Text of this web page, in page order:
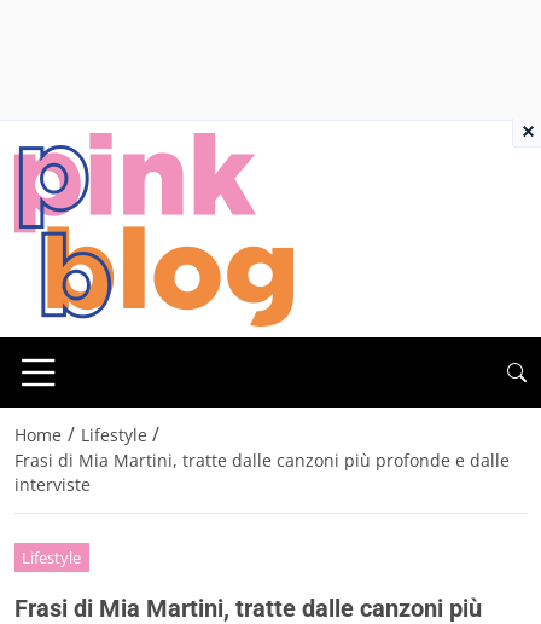
Home / Lifestyle /
Frasi di Mia Martini, tratte dalle canzoni più profonde e dalle
interviste
Lifestyle
Frasi di Mia Martini, tratte dalle canzoni più
×